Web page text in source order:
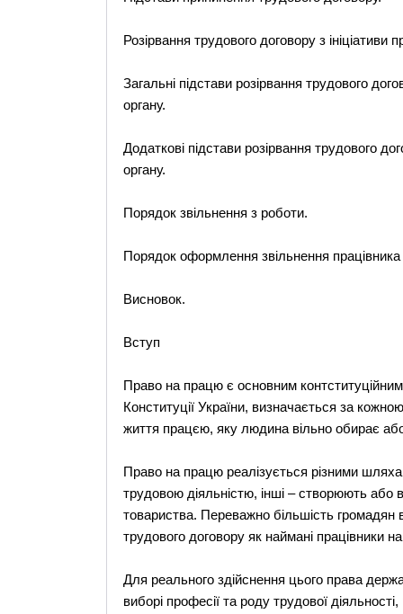
Розірвання трудового договору з ініціативи
Загальні підстави розірвання трудового
органу.
Додаткові підстави розірвання трудового
органу.
Порядок звільнення з роботи.
Порядок оформлення звільнення
Висновок.
Вступ
Право на працю є основним
Конституції України, визначається за
життя працєю, яку людина вільно обирає
Право на працю реалізується різними
трудовою діяльністю, інші – створюють або
товариства. Переважно більшість
трудового договору як наймані працівники
Для реального здійснення цього права
виборі професії та роду трудової